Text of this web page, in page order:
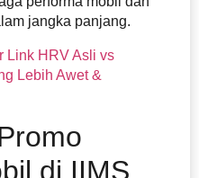
jangka panjang.
Link HRV Asli vs
Lebih Awet &
di IIMS